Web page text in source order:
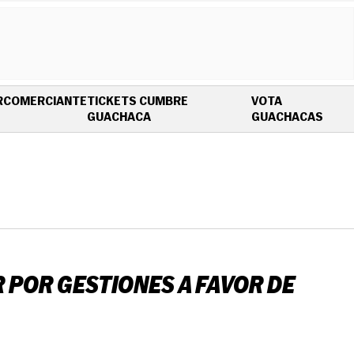
COMERCIANTETICKETS CUMBRE
GUACHACAOPENS IN NEW WINDOW
VOTA
GUACHACAS
GESTIONES A FAVOR DE